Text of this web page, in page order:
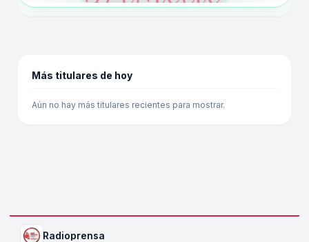
Más titulares de hoy
Aún no hay más titulares recientes para mostrar.
Radioprensa